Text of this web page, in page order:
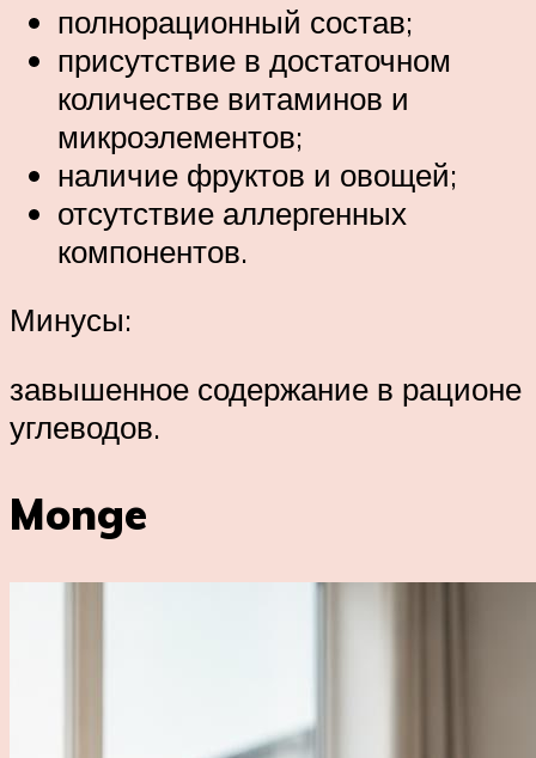
полнорационный состав;
присутствие в достаточном
количестве витаминов и
микроэлементов;
наличие фруктов и овощей;
отсутствие аллергенных
компонентов.
Минусы:
завышенное содержание в рационе
углеводов.
Monge